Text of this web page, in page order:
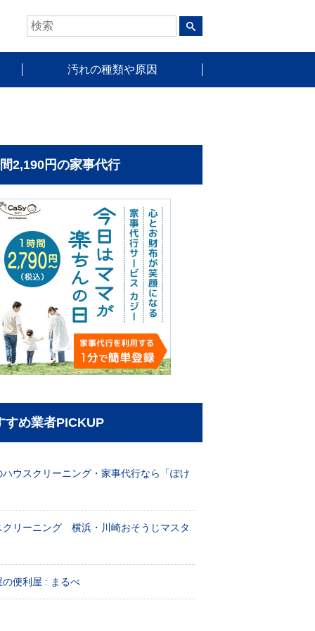
汚れの種類や原因
2,190円の家事代行
すめ業者PICKUP
ハウスクリーニング・家事代行なら「ぽけ
クリーニング 横浜・川崎おそうじマスタ
の便利屋 : まるべ